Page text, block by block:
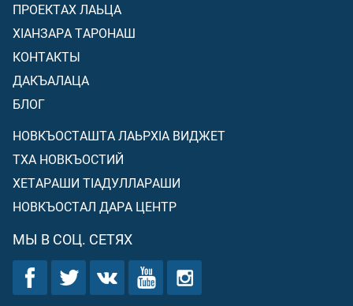
ПРОЕКТАХ ЛАЬЦА
ХIАНЗАРА ТАРОНАШ
КОНТАКТЫ
ДАКЪАЛАЦА
БЛОГ
НОВКЪОСТАШТА ЛАЬРХIА ВИДЖЕТ
ТХА НОВКЪОСТИЙ
ХЕТАРАШИ ТIАДУЛЛАРАШИ
НОВКЪОСТАЛ ДАРА ЦЕНТР
МЫ В СОЦ. СЕТЯХ